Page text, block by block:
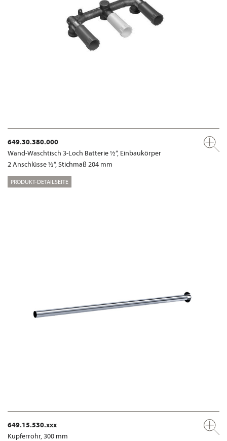
649.30.380.000
Wand-Waschtisch 3-Loch Batterie ½“, Einbaukörper
2 Anschlüsse ½“, Stichmaß 204 mm
PRODUKT-DETAILSEITE
649.15.530.xxx
Kupferrohr, 300 mm